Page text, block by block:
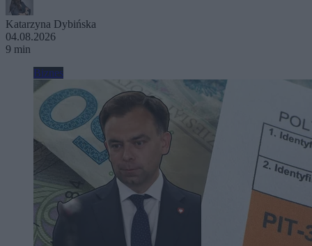
Katarzyna Dybińska
04.08.2026
9 min
Biznes